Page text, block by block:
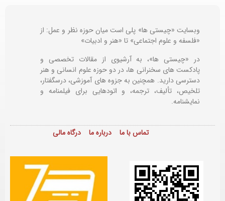
وبسایت «چیستی ها» پلی است میان حوزه نظر و عمل: از
«فلسفه و علوم اجتماعی» تا «هنر و ادبیات»
در «چیستی ها»، به آرشیوی از مقالات تخصصی و
پادکست های سخنرانی ها، در دو حوزه علوم انسانی و هنر
دسترسی دارید. همچنین به جزوه های آموزشی، درسگفتار،
تلخیص، تألیف، ترجمه، و اتودهایی برایفیلمنامه و
نمایشنامه.
تماس با ما درباره ما درگاه مالی